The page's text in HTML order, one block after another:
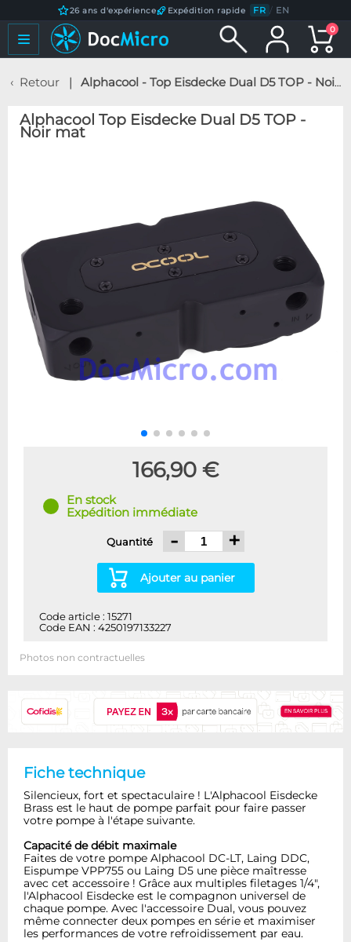
26 ans d'expérience Expédition rapide FR / EN
0
Retour Alphacool - Top Eisdecke Dual D5 TOP - Noir mat
Alphacool Top Eisdecke Dual D5 TOP -
Noir mat
166,90 €
En stock
Expédition immédiate
Quantité - +
Ajouter au panier
Code article : 15271
Code EAN : 4250197133227
Photos non contractuelles
Fiche technique
Silencieux, fort et spectaculaire ! L'Alphacool Eisdecke
Brass est le haut de pompe parfait pour faire passer
votre pompe à l'étape suivante.
Capacité de débit maximale
Faites de votre pompe Alphacool DC-LT, Laing DDC,
Eispumpe VPP755 ou Laing D5 une pièce maîtresse
avec cet accessoire ! Grâce aux multiples filetages 1/4",
l'Alphacool Eisdecke est le compagnon universel de
chaque pompe. Avec l'accessoire Dual, vous pouvez
même connecter deux pompes en série et maximiser
les performances de votre refroidissement par eau.